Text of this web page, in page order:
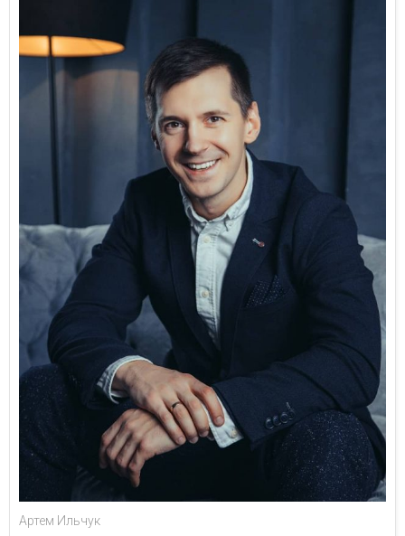
Артем Ильчук